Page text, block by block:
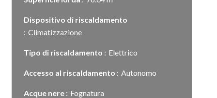
Dispositivo di riscaldamento
Climatizzazione
Tipo di riscaldamento Elettrico
Accesso al riscaldamento Autonomo
Acque nere Fognatura